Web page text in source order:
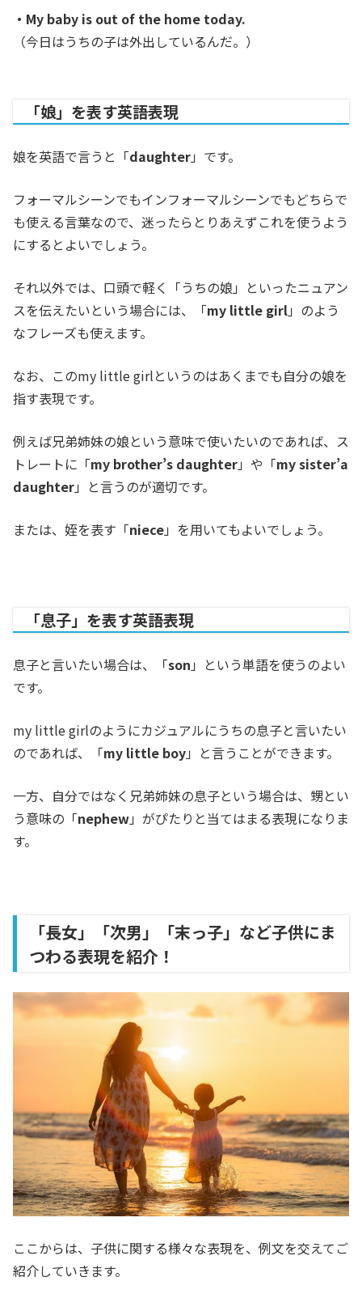
・My baby is out of the home today.
（今日はうちの子は外出しているんだ。）
「娘」を表す英語表現
娘を英語で言うと「daughter」です。
フォーマルシーンでもインフォーマルシーンでもどちらで
も使える言葉なので、迷ったらとりあえずこれを使うよう
にするとよいでしょう。
それ以外では、口頭で軽く「うちの娘」といったニュアン
スを伝えたいという場合には、「my little girl」のよう
なフレーズも使えます。
なお、このmy little girlというのはあくまでも自分の娘を
指す表現です。
例えば兄弟姉妹の娘という意味で使いたいのであれば、ス
トレートに「my brother’s daughter」や「my sister’a
daughter」と言うのが適切です。
または、姪を表す「niece」を用いてもよいでしょう。
「息子」を表す英語表現
息子と言いたい場合は、「son 」という単語を使うのよい
です。
my little girlのようにカジュアルにうちの息子と言いたい
のであれば、「my little boy」と言うことができます。
一方、自分ではなく兄弟姉妹の息子という場合は、甥とい
う意味の「nephew」がぴたりと当てはまる表現になりま
す。
「長女」「次男」「末っ子」など子供にま
つわる表現を紹介！
ここからは、子供に関する様々な表現を、例文を交えてご
紹介していきます。